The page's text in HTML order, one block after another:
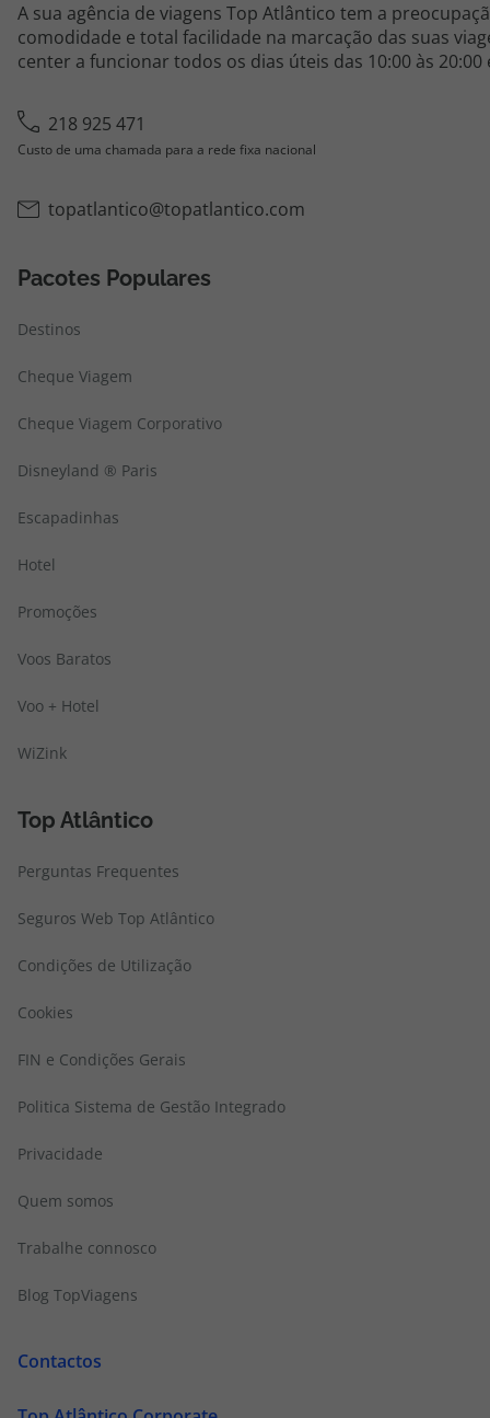
A sua agência de viagens Top Atlântico tem a
comodidade e total facilidade na marcação das suas
center a funcionar todos os dias úteis das 10:00 às 20:00
218 925 471
Custo de uma chamada para a rede fixa nacional
topatlantico@topatlantico.com
Pacotes Populares
Destinos
Cheque Viagem
Cheque Viagem Corporativo
Disneyland ® Paris
Escapadinhas
Hotel
Promoções
Voos Baratos
Voo + Hotel
WiZink
Top Atlântico
Perguntas Frequentes
Seguros Web Top Atlântico
Condições de Utilização
Cookies
FIN e Condições Gerais
Politica Sistema de Gestão Integrado
Privacidade
Quem somos
Trabalhe connosco
Blog TopViagens
Contactos